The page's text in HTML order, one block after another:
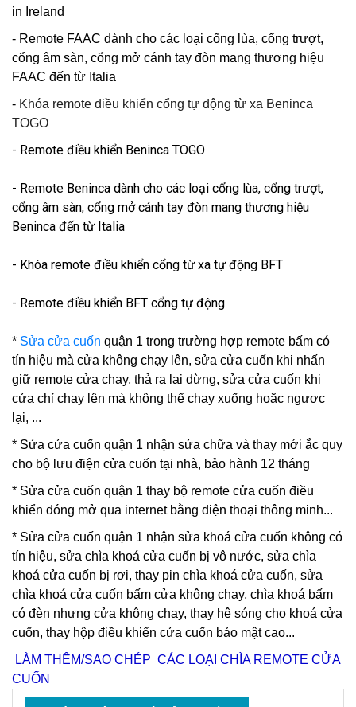
in Ireland
- Remote FAAC dành cho các loại cổng lùa, cổng trượt,
cổng âm sàn, cổng mở cánh tay đòn mang thương hiệu
FAAC đến từ Italia
- Khóa remote điều khiển cổng tự động từ xa Beninca
TOGO
- Remote điều khiển Beninca TOGO
- Remote Beninca dành cho các loại cổng lùa, cổng trượt,
cổng âm sàn, cổng mở cánh tay đòn mang thương hiệu
Beninca đến từ Italia
- Khóa remote điều khiển cổng từ xa tự động BFT
- Remote điều khiển BFT cổng tự động
* Sửa cửa cuốn quận 1 trong trường hợp remote bấm có
tín hiệu mà cửa không chạy lên, sửa cửa cuốn khi nhấn
giữ remote cửa chạy, thả ra lại dừng, sửa cửa cuốn khi
cửa chỉ chạy lên mà không thể chạy xuống hoặc ngược
lại, ...
* Sửa cửa cuốn quận 1 nhận sửa chữa và thay mới ắc quy
cho bộ lưu điện cửa cuốn tại nhà, bảo hành 12 tháng
* Sửa cửa cuốn quận 1 thay bộ remote cửa cuốn điều
khiển đóng mở qua internet bằng điện thoại thông minh...
* Sửa cửa cuốn quận 1 nhận sửa khoá cửa cuốn không có
tín hiệu, sửa chìa khoá cửa cuốn bị vô nước, sửa chìa
khoá cửa cuốn bị rơi, thay pin chìa khoá cửa cuốn, sửa
chìa khoá cửa cuốn bấm cửa không chạy, chìa khoá bấm
có đèn nhưng cửa không chạy, thay hệ sóng cho khoá cửa
cuốn, thay hộp điều khiển cửa cuốn bảo mật cao...
LÀM THÊM/SAO CHÉP CÁC LOẠI CHÌA REMOTE CỬA
CUỐN